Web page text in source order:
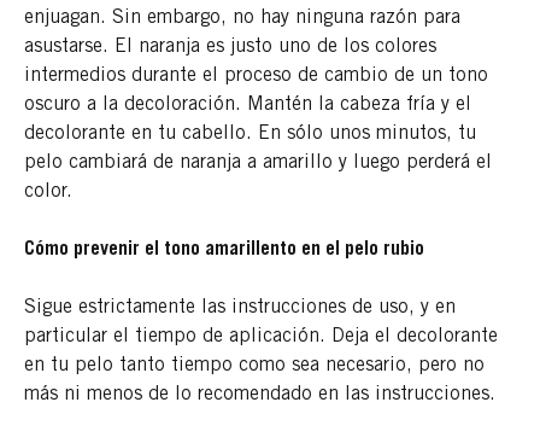
enjuagan. Sin embargo, no hay ninguna razón para
asustarse. El naranja es justo uno de los colores
intermedios durante el proceso de cambio de un tono
oscuro a la decoloración. Mantén la cabeza fría y el
decolorante en tu cabello. En sólo unos minutos, tu
pelo cambiará de naranja a amarillo y luego perderá el
color.
Cómo prevenir el tono amarillento en el pelo rubio
Sigue estrictamente las instrucciones de uso, y en
particular el tiempo de aplicación. Deja el decolorante
en tu pelo tanto tiempo como sea necesario, pero no
más ni menos de lo recomendado en las instrucciones.